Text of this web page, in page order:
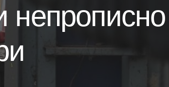
непрописно